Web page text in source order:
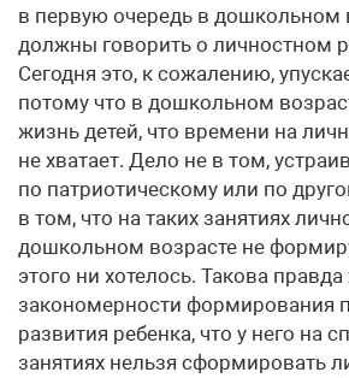
в первую очередь в дошкольном
должны говорить о личностном
Сегодня это, к сожалению,
потому что в дошкольном
жизнь детей, что времени на
не хватает. Дело не в том,
по патриотическому или по
в том, что на таких занятиях
дошкольном возрасте не
этого ни хотелось. Такова
закономерности формирования
развития ребенка, что у него на
занятиях нельзя сформировать